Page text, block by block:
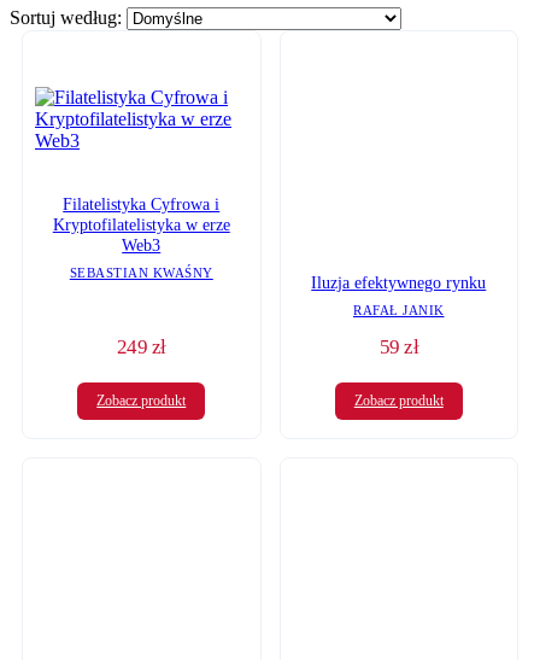
Sortuj według:
Filatelistyka Cyfrowa i
Kryptofilatelistyka w erze
Web3
SEBASTIAN KWAŚNY
249 zł
Zobacz produkt
Iluzja efektywnego rynku
RAFAŁ JANIK
59 zł
Zobacz produkt